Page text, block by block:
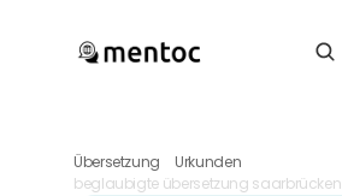
Übersetzung
Urkunden
beglaubigte übersetzung saarbrücken